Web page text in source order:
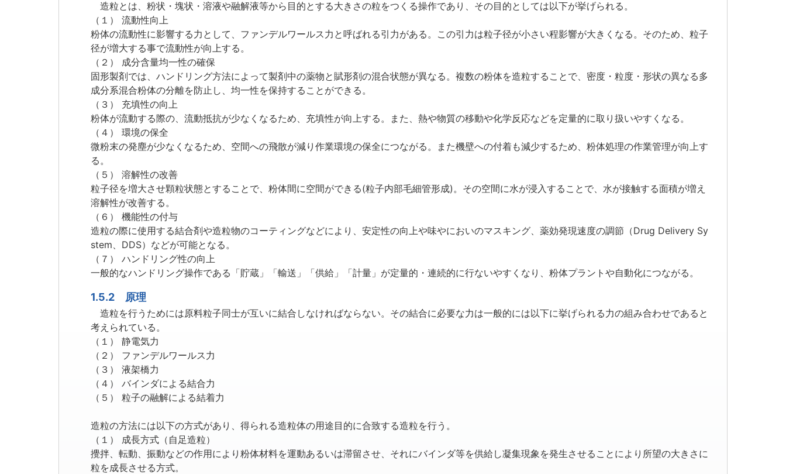
造粒とは、粉状・塊状・溶液や融解液等から目的とする大きさの粒をつくる操作であり、その目的としては以下が挙げられる。
（１） 流動性向上
粉体の流動性に影響する力として、ファンデルワールス力と呼ばれる引力がある。この引力は粒子径が小さい程影響が大きくなる。そのため、粒子
径が増大する事で流動性が向上する。
（２） 成分含量均一性の確保
固形製剤では、ハンドリング方法によって製剤中の薬物と賦形剤の混合状態が異なる。複数の粉体を造粒することで、密度・粒度・形状の異なる多
成分系混合粉体の分離を防止し、均一性を保持することができる。
（３） 充填性の向上
粉体が流動する際の、流動抵抗が少なくなるため、充填性が向上する。また、熱や物質の移動や化学反応などを定量的に取り扱いやすくなる。
（４） 環境の保全
微粉末の発塵が少なくなるため、空間への飛散が減り作業環境の保全につながる。また機壁への付着も減少するため、粉体処理の作業管理が向上す
る。
（５） 溶解性の改善
粒子径を増大させ顆粒状態とすることで、粉体間に空間ができる(粒子内部毛細管形成)。その空間に水が浸入することで、水が接触する面積が増え
溶解性が改善する。
（６） 機能性の付与
造粒の際に使用する結合剤や造粒物のコーティングなどにより、安定性の向上や味やにおいのマスキング、薬効発現速度の調節（Drug Delivery Sy
stem、DDS）などが可能となる。
（７） ハンドリング性の向上
一般的なハンドリング操作である「貯蔵」「輸送」「供給」「計量」が定量的・連続的に行ないやすくなり、粉体プラントや自動化につながる。
1.5.2 原理
造粒を行うためには原料粒子同士が互いに結合しなければならない。その結合に必要な力は一般的には以下に挙げられる力の組み合わせであると
考えられている。
（１） 静電気力
（２） ファンデルワールス力
（３） 液架橋力
（４） バインダによる結合力
（５） 粒子の融解による結着力
造粒の方法には以下の方式があり、得られる造粒体の用途目的に合致する造粒を行う。
（１） 成長方式（自足造粒）
攪拌、転動、振動などの作用により粉体材料を運動あるいは滞留させ、それにバインダ等を供給し凝集現象を発生させることにより所望の大きさに
粒を成長させる方式。